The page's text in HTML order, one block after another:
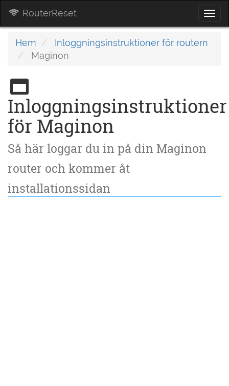
RouterReset
Hem
Inloggningsinstruktioner för routern
Maginon
Inloggningsinstruktioner
för Maginon
Så här loggar du in på din Maginon
router och kommer åt
installationssidan